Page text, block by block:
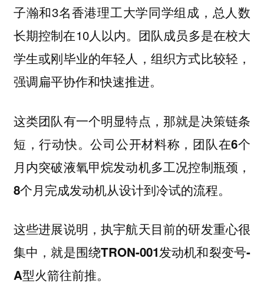
子瀚和3名香港理工大学同学组成，总人数
长期控制在10人以内。团队成员多是在校大
学生或刚毕业的年轻人，组织方式比较轻，
强调扁平协作和快速推进。
这类团队有一个明显特点，那就是决策链条
短，行动快。公司公开材料称， 团队在6个
月内突破液氧甲烷发动机多工况控制瓶颈，
8个月完成发动机从设计到冷试的流程。
这些进展说明，执宇航天目前的研发重心很
集中，就是围绕TRON-001发动机和裂变号-
A型火箭往前推。